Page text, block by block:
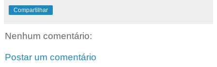
Compartilhar
Nenhum comentário:
Postar um comentário